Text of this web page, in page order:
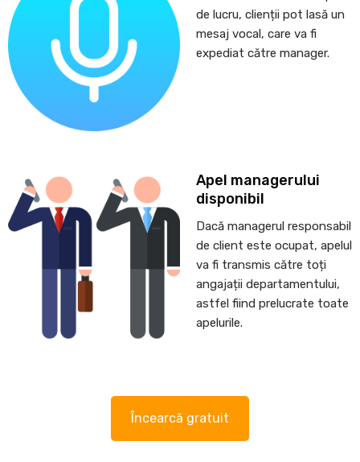
de lucru, clienții pot lasă un
mesaj vocal, care va fi
expediat către manager.
Apel managerului
disponibil
Dacă managerul responsabil
de client este ocupat, apelul
va fi transmis către toți
angajații departamentului,
astfel fiind prelucrate toate
apelurile.
Încearcă gratuit